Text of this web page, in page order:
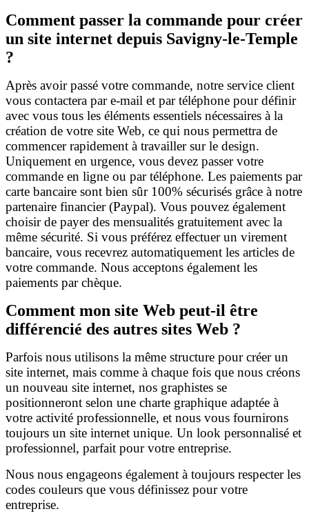
Comment passer la commande pour créer
un site internet depuis Savigny-le-Temple
?
Après avoir passé votre commande, notre service client
vous contactera par e-mail et par téléphone pour définir
avec vous tous les éléments essentiels nécessaires à la
création de votre site Web, ce qui nous permettra de
commencer rapidement à travailler sur le design.
Uniquement en urgence, vous devez passer votre
commande en ligne ou par téléphone. Les paiements par
carte bancaire sont bien sûr 100% sécurisés grâce à notre
partenaire financier (Paypal). Vous pouvez également
choisir de payer des mensualités gratuitement avec la
même sécurité. Si vous préférez effectuer un virement
bancaire, vous recevrez automatiquement les articles de
votre commande. Nous acceptons également les
paiements par chèque.
Comment mon site Web peut-il être
différencié des autres sites Web ?
Parfois nous utilisons la même structure pour créer un
site internet, mais comme à chaque fois que nous créons
un nouveau site internet, nos graphistes se
positionneront selon une charte graphique adaptée à
votre activité professionnelle, et nous vous fournirons
toujours un site internet unique. Un look personnalisé et
professionnel, parfait pour votre entreprise.
Nous nous engageons également à toujours respecter les
codes couleurs que vous définissez pour votre
entreprise.